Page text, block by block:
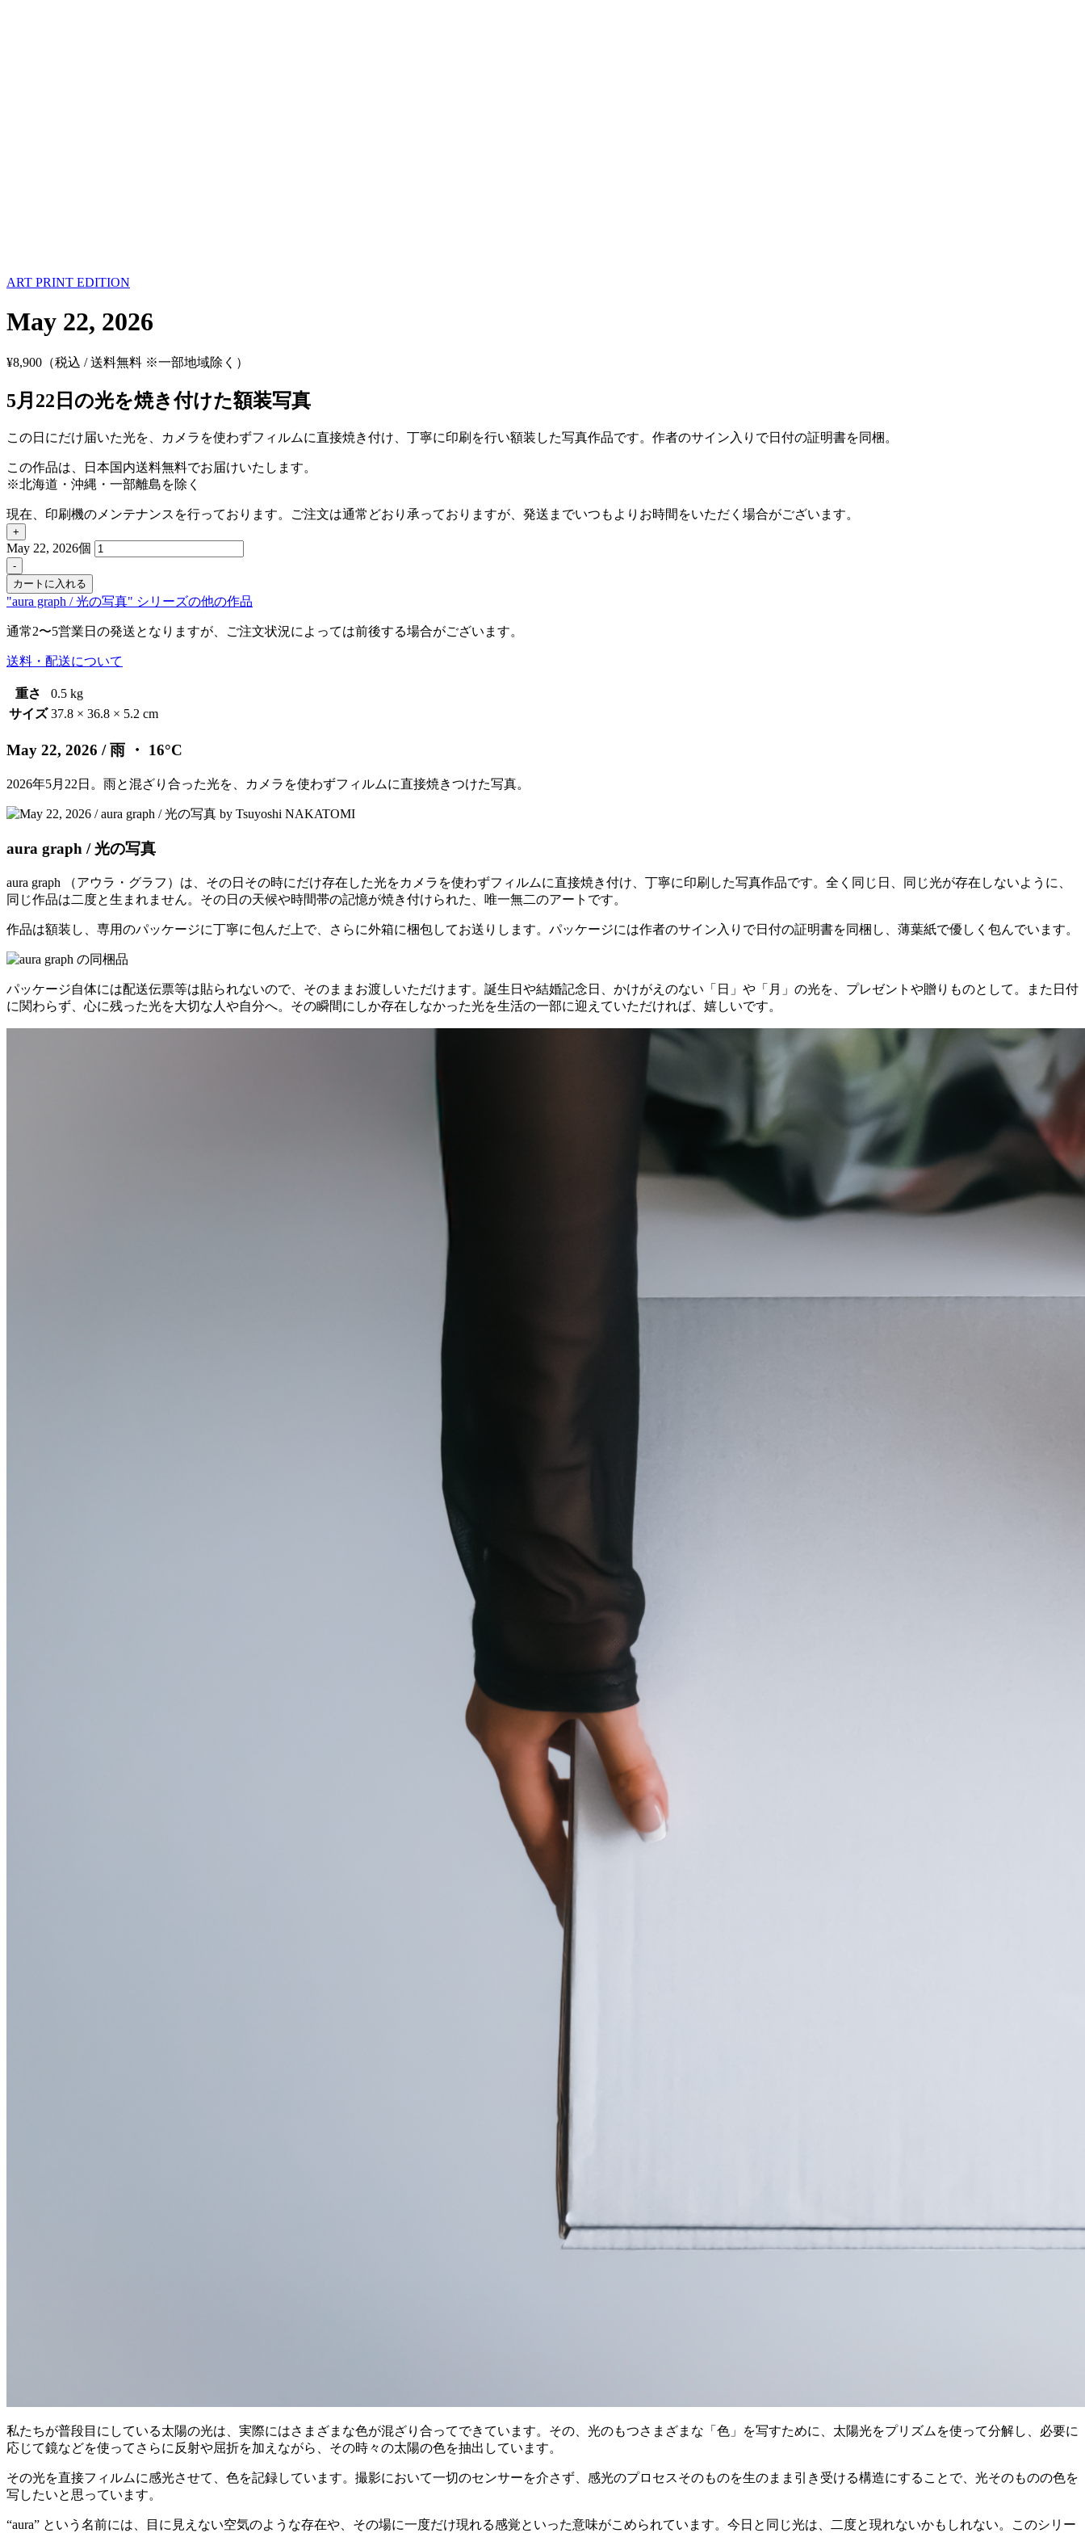
ART PRINT EDITION
May 22, 2026
¥8,900 （税込 / 送料無料 ※一部地域除く）
5月22日の光を焼き付けた額装写真
この日にだけ届いた光を、カメラを使わずフィルムに直接焼き付け、丁寧に印刷を行い額装した写真作品です。作者のサイン入りで日付の証明書を同梱。
この作品は、日本国内送料無料でお届けいたします。
※北海道・沖縄・一部離島を除く
現在、印刷機のメンテナンスを行っております。ご注文は通常どおり承っておりますが、発送までいつもよりお時間をいただく場合がございます。
+
May 22, 2026個
-
カートに入れる
"aura graph / 光の写真" シリーズの他の作品
通常2〜5営業日の発送となりますが、ご注文状況によっては前後する場合がございます。
送料・配送について
重さ
0.5 kg
サイズ 37.8 × 36.8 × 5.2 cm
May 22, 2026 / 雨 ・ 16°C
2026年5月22日。雨と混ざり合った光を、カメラを使わずフィルムに直接焼きつけた写真。
aura graph / 光の写真
aura graph （アウラ・グラフ）は、その日その時にだけ存在した光をカメラを使わずフィルムに直接焼き付け、丁寧に印刷した写真作品です。全く同じ日、同じ光が存在しないように、
同じ作品は二度と生まれません。その日の天候や時間帯の記憶が焼き付けられた、唯一無二のアートです。
作品は額装し、専用のパッケージに丁寧に包んだ上で、さらに外箱に梱包してお送りします。パッケージには作者のサイン入りで日付の証明書を同梱し、薄葉紙で優しく包んでいます。
パッケージ自体には配送伝票等は貼られないので、そのままお渡しいただけます。誕生日や結婚記念日、かけがえのない「日」や「月」の光を、プレゼントや贈りものとして。また日付
に関わらず、心に残った光を大切な人や自分へ。その瞬間にしか存在しなかった光を生活の一部に迎えていただければ、嬉しいです。
私たちが普段目にしている太陽の光は、実際にはさまざまな色が混ざり合ってできています。その、光のもつさまざまな「色」を写すために、太陽光をプリズムを使って分解し、必要に
応じて鏡などを使ってさらに反射や屈折を加えながら、その時々の太陽の色を抽出しています。
その光を直接フィルムに感光させて、色を記録しています。撮影において一切のセンサーを介さず、感光のプロセスそのものを生のまま引き受ける構造にすることで、光そのものの色を
写したいと思っています。
“aura” という名前には、目に見えない空気のような存在や、その場に一度だけ現れる感覚といった意味がこめられています。今日と同じ光は、二度と現れないかもしれない。このシリー